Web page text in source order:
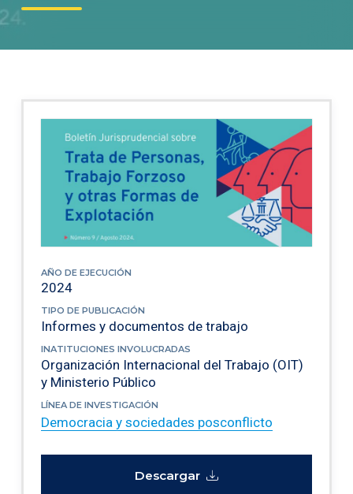
AÑO DE EJECUCIÓN
2024
TIPO DE PUBLICACIÓN
Informes y documentos de trabajo
INATITUCIONES INVOLUCRADAS
Organización Internacional del Trabajo (OIT)
y Ministerio Público
LÍNEA DE INVESTIGACIÓN
Democracia y sociedades posconflicto
Descargar